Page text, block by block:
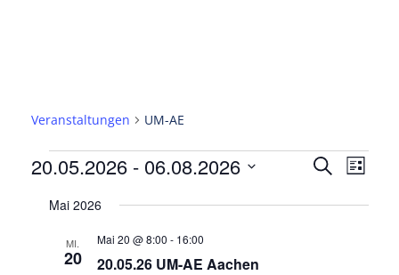
Veranstaltungen UM-AE
Veranstaltungen
Suche
SucheListe
20.05.2026 - 06.08.2026
Mai 2026
MI.
20 20.05.26 UM-AE Aachen
Mai 20 @ 8:00 - 16:00